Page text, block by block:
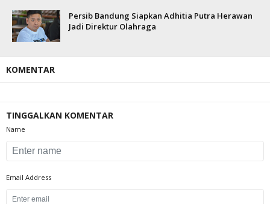
Persib Bandung Siapkan Adhitia Putra Herawan
Jadi Direktur Olahraga
KOMENTAR
TINGGALKAN KOMENTAR
Name
Email Address